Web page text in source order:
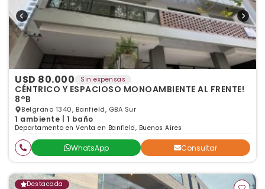
USD 80.000 Sin expensas
CÉNTRICO Y ESPACIOSO MONOAMBIENTE AL FRENTE!
8°B
Belgrano 1340, Banfield, GBA Sur
1 ambiente | 1 baño
Departamento en Venta en Banfield, Buenos Aires
WhatsApp Consultar
Destacada